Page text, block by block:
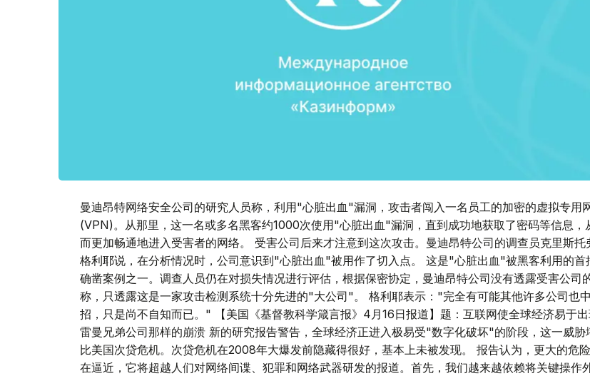
曼迪昂特网络安全公司的研究人员称，利用"心脏出血"漏洞，攻击者闯入一名员工的加密的虚拟专用
(VPN)。从那里，这一名或多名黑客约1000次使用"心脏出血"漏洞，直到成功地获取了密码等信息，
而更加畅通地进入受害者的网络。 受害公司后来才注意到这次攻击。曼迪昂特公司的调查员克里斯托
格利耶说，在分析情况时，公司意识到"心脏出血"被用作了切入点。 这是"心脏出血"被黑客利用的首
确凿案例之一。调查人员仍在对损失情况进行评估，根据保密协定，曼迪昂特公司没有透露受害公司
称，只透露这是一家攻击检测系统十分先进的"大公司"。 格利耶表示："完全有可能其他许多公司也
招，只是尚不自知而已。" 【美国《基督教科学箴言报》4月16日报道】题：互联网使全球经济易于
雷曼兄弟公司那样的崩溃 新的研究报告警告，全球经济正进入极易受"数字化破坏"的阶段，这一威胁
比美国次贷危机。次贷危机在2008年大爆发前隐藏得很好，基本上未被发现。 报告认为，更大的危
在逼近，它将超越人们对网络间谍、犯罪和网络武器研发的报道。首先，我们越来越依赖将关键操作